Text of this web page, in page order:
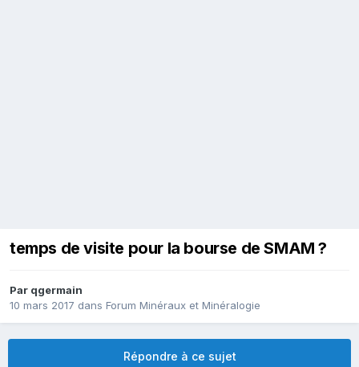
temps de visite pour la bourse de SMAM ?
Par qgermain
10 mars 2017 dans Forum Minéraux et Minéralogie
Répondre à ce sujet